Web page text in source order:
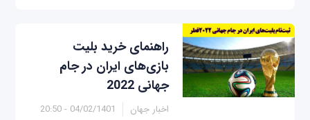
راهنمای خرید بلیت
بازی‌های ایران در جام
جهانی 2022
اخبار جهان 04/02/1401 - 20:50